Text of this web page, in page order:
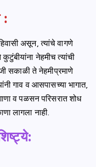
:
असून, त्यांचे वागणे
नेहमीच त्यांची
सकाळी ते नेहमीप्रमाणे
गाव व आसपासच्या भागात,
व पळसन परिसरात शोध
लागला नाही.